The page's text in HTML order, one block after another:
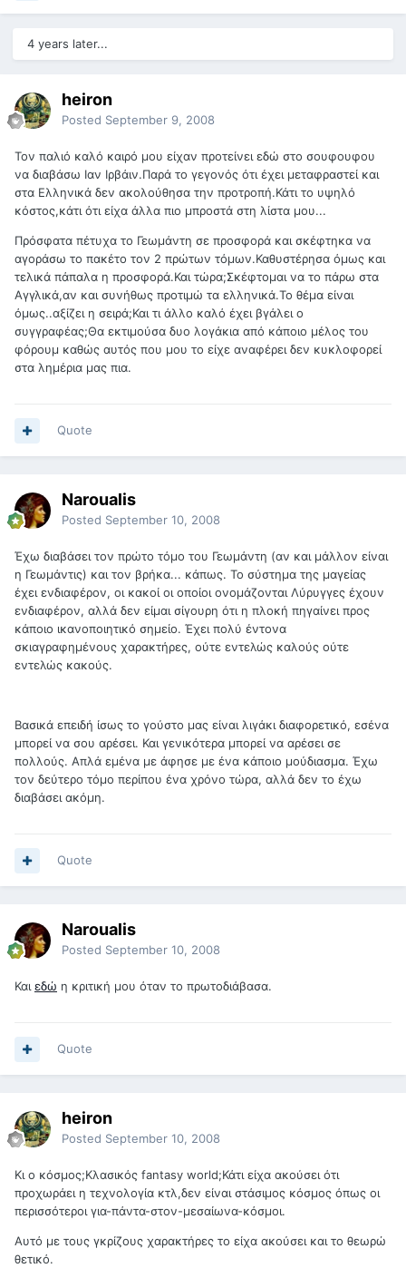
4 years later...
heiron
Posted September 9, 2008
Τον παλιό καλό καιρό μου είχαν προτείνει εδώ στο σουφουφου
να διαβάσω Ιαν Ιρβάιν.Παρά το γεγονός ότι έχει μεταφραστεί και
στα Ελληνικά δεν ακολούθησα την προτροπή.Κάτι το υψηλό
κόστος,κάτι ότι είχα άλλα πιο μπροστά στη λίστα μου...
Πρόσφατα πέτυχα το Γεωμάντη σε προσφορά και σκέφτηκα να
αγοράσω το πακέτο τον 2 πρώτων τόμων.Καθυστέρησα όμως και
τελικά πάπαλα η προσφορά.Και τώρα;Σκέφτομαι να το πάρω στα
Αγγλικά,αν και συνήθως προτιμώ τα ελληνικά.Το θέμα είναι
όμως..αξίζει η σειρά;Και τι άλλο καλό έχει βγάλει ο
συγγραφέας;Θα εκτιμούσα δυο λογάκια από κάποιο μέλος του
φόρουμ καθώς αυτός που μου το είχε αναφέρει δεν κυκλοφορεί
στα λημέρια μας πια.
Quote
Naroualis
Posted September 10, 2008
Έχω διαβάσει τον πρώτο τόμο του Γεωμάντη (αν και μάλλον είναι
η Γεωμάντις) και τον βρήκα... κάπως. Το σύστημα της μαγείας
έχει ενδιαφέρον, οι κακοί οι οποίοι ονομάζονται Λύρυγγες έχουν
ενδιαφέρον, αλλά δεν είμαι σίγουρη ότι η πλοκή πηγαίνει προς
κάποιο ικανοποιητικό σημείο. Έχει πολύ έντονα
σκιαγραφημένους χαρακτήρες, ούτε εντελώς καλούς ούτε
εντελώς κακούς.
Βασικά επειδή ίσως το γούστο μας είναι λιγάκι διαφορετικό, εσένα
μπορεί να σου αρέσει. Και γενικότερα μπορεί να αρέσει σε
πολλούς. Απλά εμένα με άφησε με ένα κάποιο μούδιασμα. Έχω
τον δεύτερο τόμο περίπου ένα χρόνο τώρα, αλλά δεν το έχω
διαβάσει ακόμη.
Quote
Naroualis
Posted September 10, 2008
Καιεδώ η κριτική μου όταν το πρωτοδιάβασα.
Quote
heiron
Posted September 10, 2008
Κι ο κόσμος;Κλασικός fantasy world;Κάτι είχα ακούσει ότι
προχωράει η τεχνολογία κτλ,δεν είναι στάσιμος κόσμος όπως οι
περισσότεροι για-πάντα-στον-μεσαίωνα-κόσμοι.
Αυτό με τους γκρίζους χαρακτήρες το είχα ακούσει και το θεωρώ
θετικό.